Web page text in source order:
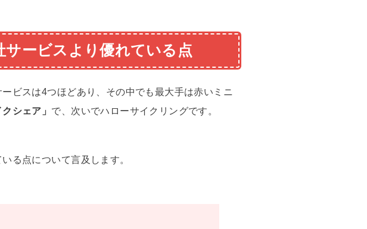
ービスより優れている点
ビスは4つほどあり、その中でも最大手は赤いミニ
シェア」 で、次いでハローサイクリングです。
る点について言及します。